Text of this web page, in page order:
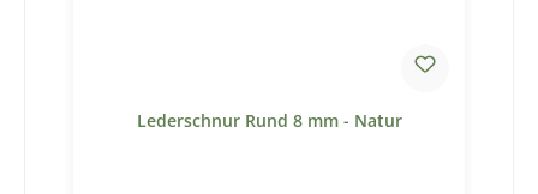
Lederschnur Rund 8 mm - Natur